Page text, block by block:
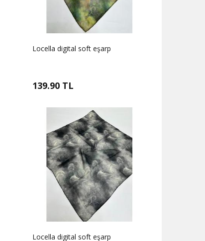
Locella digital soft eşarp
139.90 TL
Locella digital soft eşarp